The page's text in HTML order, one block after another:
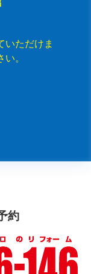
いただけま
。
約